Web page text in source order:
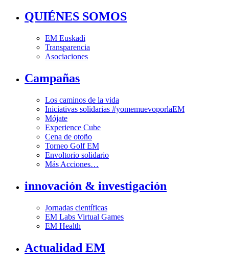
QUIÉNES SOMOS
EM Euskadi
Transparencia
Asociaciones
Campañas
Los caminos de la vida
Iniciativas solidarias #yomemuevoporlaEM
Mójate
Experience Cube
Cena de otoño
Torneo Golf EM
Envoltorio solidario
Más Acciones…
innovación & investigación
Jornadas científicas
EM Labs Virtual Games
EM Health
Actualidad EM